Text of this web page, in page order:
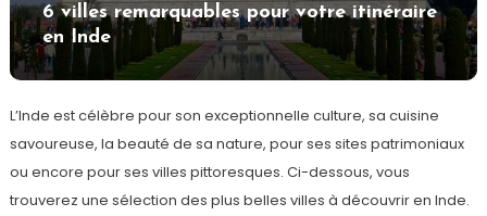
6 villes remarquables pour votre itinéraire
en Inde
L’Inde est célèbre pour son exceptionnelle culture, sa cuisine
savoureuse, la beauté de sa nature, pour ses sites patrimoniaux
ou encore pour ses villes pittoresques. Ci-dessous, vous
trouverez une sélection des plus belles villes à découvrir en Inde.